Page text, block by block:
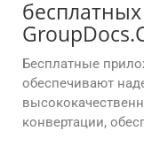
Бесплатные
обеспечивают
конвертации,